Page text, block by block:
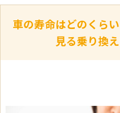
車の寿命はどのくら
見る乗り換